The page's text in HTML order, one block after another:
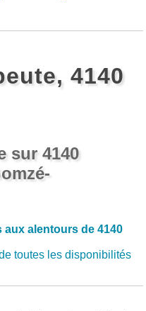
4140
sur 4140
alentours de 4140
toutes les disponibilités